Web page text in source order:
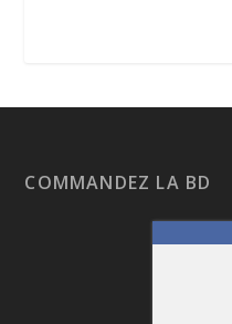
COMMANDEZ LA BD